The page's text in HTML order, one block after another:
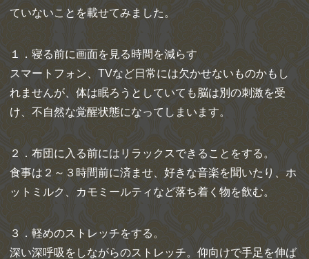
ていないことを載せてみました。
１．寝る前に画面を見る時間を減らす
スマートフォン、TVなど日常には欠かせないものかもし
れませんが、体は眠ろうとしていても脳は別の刺激を受
け、不自然な覚醒状態になってしまいます。
２．布団に入る前にはリラックスできることをする。
食事は２～３時間前に済ませ、好きな音楽を聞いたり、ホ
ットミルク、カモミールティなど落ち着く物を飲む。
３．軽めのストレッチをする。
深い深呼吸をしながらのストレッチ。仰向けで手足を伸ば